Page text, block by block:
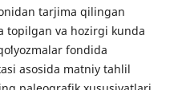
tarjima qilingan
topilgan va hozirgi kunda
fondida
asosida matniy tahlil